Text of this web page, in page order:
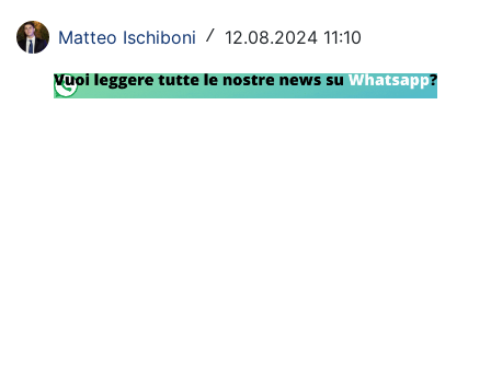
Formula 1
Tennis
Matteo Ischiboni / 12.08.2024 11:10